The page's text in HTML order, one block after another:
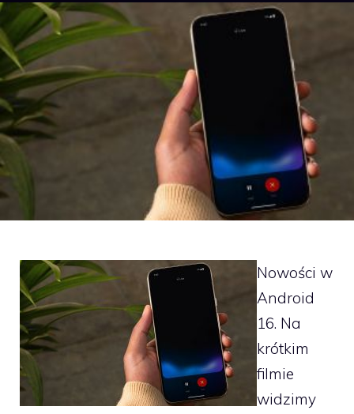
Nowości w
Android
16. Na
krótkim
filmie
widzimy